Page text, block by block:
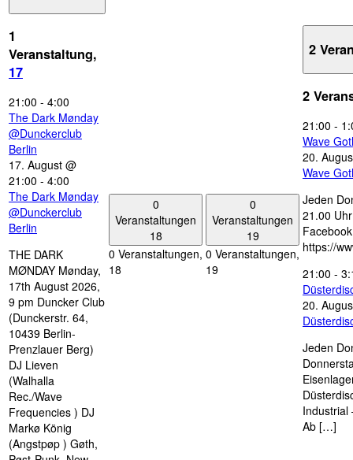
1
Veranstaltung,
17
21:00 - 4:00
The Dark Mønday
@Dunckerclub
Berlin
17. August @
21:00 - 4:00
The Dark Mønday
@Dunckerclub
Berlin
THE DARK
MØNDAY Mønday,
17th August 2026,
9 pm Duncker Club
(Dunckerstr. 64,
10439 Berlin-
Prenzlauer Berg)
DJ Lieven
(Walhalla
Rec./Wave
Frequencies ) DJ
Markø König
(Angstpøp ) Gøth,
0
Veranstaltungen
18
0 Veranstaltungen,
18
0
Veranstaltungen
19
0 Veranstaltungen,
19
2
2
21:00 -
Wave
20.
Wave
Jeden
21.00
https://
21:00 -
20.
Jeden
Industrial
Ab […]